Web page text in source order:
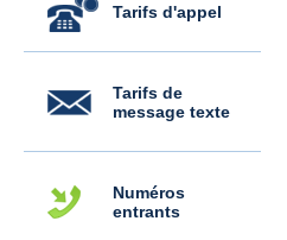
Tarifs d'appel
Tarifs de
message texte
Numéros
entrants